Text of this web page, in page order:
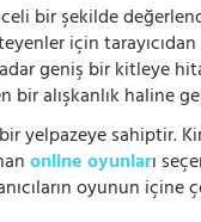
bir şekilde
için
geniş bir kitleye
alışkanlık haline
yelpazeye sahiptir.
online oyunları
oyunun